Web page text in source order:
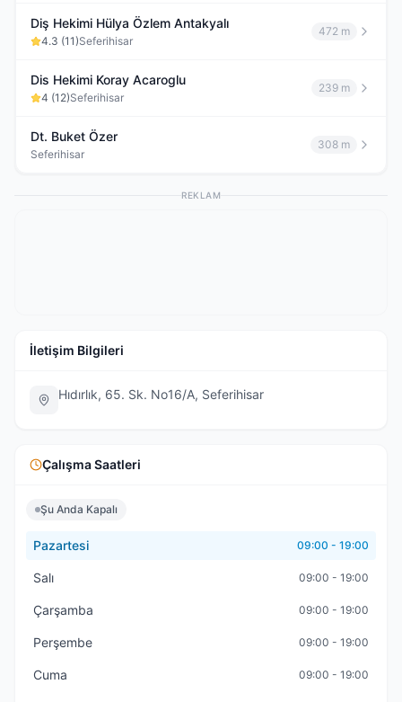
Diş Hekimi Hülya Özlem Antakyalı
4.3 (11)Seferihisar
472 m
Dis Hekimi Koray Acaroglu
4 (12)Seferihisar
239 m
Dt. Buket Özer
Seferihisar
308 m
REKLAM
İletişim Bilgileri
Hıdırlık, 65. Sk. No16/A, Seferihisar
Çalışma Saatleri
Şu Anda Kapalı
Pazartesi 09:00 - 19:00
Salı 09:00 - 19:00
Çarşamba 09:00 - 19:00
Perşembe 09:00 - 19:00
Cuma 09:00 - 19:00